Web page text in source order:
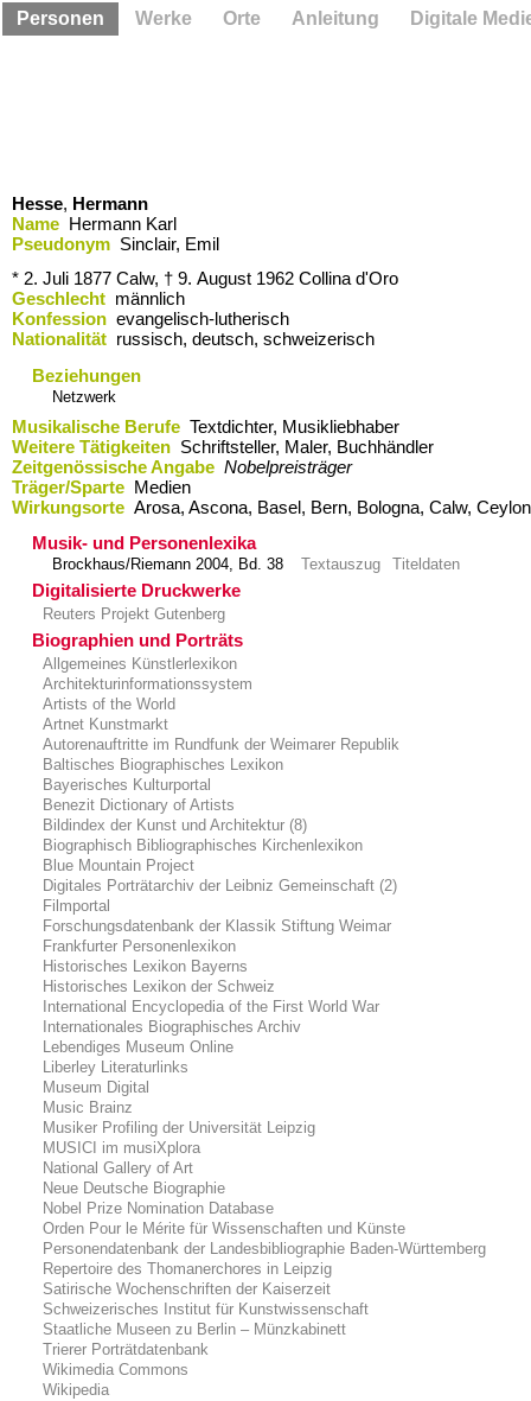
Hesse, Hermann
Name Hermann Karl
Pseudonym Sinclair, Emil
* 2. Juli 1877 Calw, † 9. August 1962 Collina d'Oro
Geschlecht männlich
Konfession evangelisch-lutherisch
Nationalität russisch, deutsch, schweizerisch
Beziehungen
Netzwerk
Musikalische Berufe Textdichter, Musikliebhaber
Weitere Tätigkeiten Schriftsteller, Maler, Buchhändler
Zeitgenössische Angabe Nobelpreisträger
Träger/Sparte Medien
Wirkungsorte Arosa,​ Ascona,​ Basel,​ Bern,​ Bologna,​ Calw,​
Musik- und Personenlexika
Brockhaus/Riemann 2004, Bd. 38 Textauszug Titeldaten
Digitalisierte Druckwerke
Reuters Projekt Gutenberg
Biographien und Porträts
Allgemeines Künstlerlexikon
Architekturinformationssystem
Artists of the World
Artnet Kunstmarkt
Autorenauftritte im Rundfunk der Weimarer Republik
Baltisches Biographisches Lexikon
Bayerisches Kulturportal
Benezit Dictionary of Artists
Bildindex der Kunst und Architektur (8)
Biographisch Bibliographisches Kirchenlexikon
Blue Mountain Project
Digitales Porträtarchiv der Leibniz Gemeinschaft (2)
Filmportal
Forschungsdatenbank der Klassik Stiftung Weimar
Frankfurter Personenlexikon
Historisches Lexikon Bayerns
Historisches Lexikon der Schweiz
International Encyclopedia of the First World War
Internationales Biographisches Archiv
Lebendiges Museum Online
Liberley Literaturlinks
Museum Digital
Music Brainz
Musiker Profiling der Universität Leipzig
MUSICI im musiXplora
National Gallery of Art
Neue Deutsche Biographie
Nobel Prize Nomination Database
Orden Pour le Mérite für Wissenschaften und Künste
Personendatenbank der Landesbibliographie Baden-Württemberg
Repertoire des Thomanerchores in Leipzig
Satirische Wochenschriften der Kaiserzeit
Schweizerisches Institut für Kunstwissenschaft
Staatliche Museen zu Berlin – Münzkabinett
Trierer Porträtdatenbank
Wikimedia Commons
Wikipedia
Personen Werke Orte Anleitung Digitale